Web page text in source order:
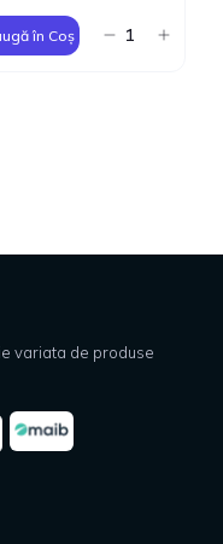
în Coș
variata de produse